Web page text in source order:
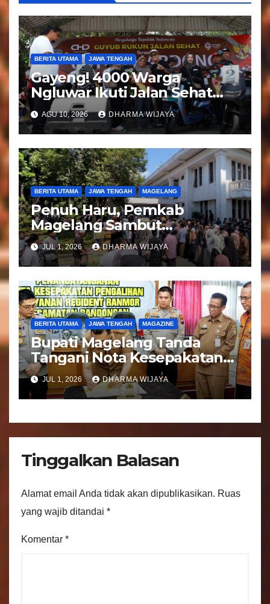
BERITA UTAMA JAWA TENGAH
Gayeng! 4000 Warga
Ngluwar Ikuti Jalan Sehat
Guyub Rukun, Catur
Hardono : Angkat Potensi
Desa
AGU 10, 2026 DHARMA WIJAYA
BERITA UTAMA JAWA TENGAH MAGELANG
Penuh Haru, Pemkab
Magelang Sambut
Kepulangan Jemaah Haji
Kloter 81
JUL 1, 2026 DHARMA WIJAYA
BERITA UTAMA JAWA TENGAH MAGAZINE
Bupati Magelang Tanda
Tangani Nota Kesepakatan
Pengalihan Pelayanan
Regident Di Kecamatan
Bandongan
JUL 1, 2026 DHARMA WIJAYA
Tinggalkan Balasan
Alamat email Anda tidak akan dipublikasikan. Ruas
yang wajib ditandai *
Komentar *